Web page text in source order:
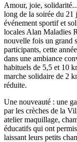
Amour, joie,
long de la soirée du
événement sportif et
locales Alan Maladies
nouvelle fois un grand
participants, cette
dans une ambiance
habituels de 5,5 et 10
marche solidaire de 2
réduite.
Une nouveauté : une
par les crèches de la
atelier maquillage,
éducatifs qui ont
laissant leurs petits